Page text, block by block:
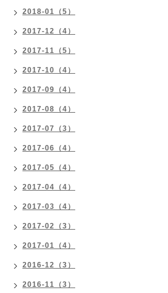
2018-01（5）
2017-12（4）
2017-11（5）
2017-10（4）
2017-09（4）
2017-08（4）
2017-07（3）
2017-06（4）
2017-05（4）
2017-04（4）
2017-03（4）
2017-02（3）
2017-01（4）
2016-12（3）
2016-11（3）